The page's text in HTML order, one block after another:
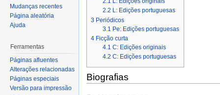
2.2 L: Edições portuguesas
3 Periódicos
3.1 Pe: Edições portuguesas
4 Ficção curta
4.1 C: Edições originais
4.2 C: Edições portuguesas
Biografias
Mudanças recentes
Página aleatória
Ajuda
Ferramentas
Páginas afluentes
Alterações relacionadas
Páginas especiais
Versão para impressão